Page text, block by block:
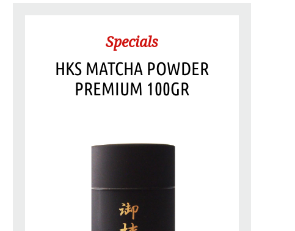
Specials
HKS MATCHA POWDER
PREMIUM 100GR